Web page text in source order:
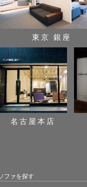
東京 銀座
名古屋本店
ファを探す